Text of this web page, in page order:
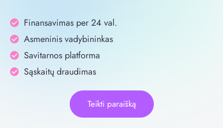
Finansavimas per 24 val.
Asmeninis vadybininkas
Savitarnos platforma
Sąskaitų draudimas
Teikti paraišką